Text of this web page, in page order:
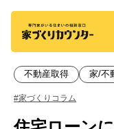
不動産取得 家/不
#家づくりコラム